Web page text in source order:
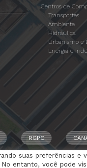
Centros de
Transportes
Ambiente
Hidráulica
Urbanismo e
Energia e
RGPC
suas preferências e
entanto, você pode